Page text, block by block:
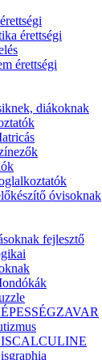
érettségi
érettségi
diákoknak
óvisoknak
fejlesztő